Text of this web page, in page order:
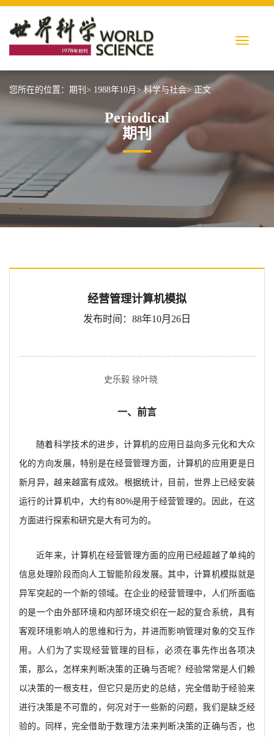
您所在的位置： 期刊> 1988年10月> 科学与社会> 正文
Periodical
期刊
经营管理计算机模拟
发布时间：88年10月26日
史乐毅 徐叶晓
一、前言
随着科学技术的进步，计算机的应用日益向多元化和大众
化的方向发展，特别是在经营管理方面，计算机的应用更是日
新月异，越来越富有成效。根据统计，目前，世界上已经安装
运行的计算机中，大约有80%是用于经营管理的。因此，在这
方面进行探索和研究是大有可为的。
近年来，计算机在经营管理方面的应用已经超越了单纯的
信息处理阶段而向人工智能阶段发展。其中，计算机模拟就是
异军突起的一个新的领域。在企业的经营管理中，人们所面临
的是一个由外部环境和内部环境交织在一起的复合系统，具有
客观环境影响人的思维和行为，并进而影响管理对象的交互作
用。人们为了实现经营管理的目标，必须在事先作出各项决
策，那么，怎样来判断决策的正确与否呢？经验常常是人们赖
以决策的一根支柱，但它只是历史的总结，完全借助于经验来
进行决策是不可靠的，何况对于一些新的问题，我们是缺乏经
验的。同样，完全借助于数理方法来判断决策的正确与否，也